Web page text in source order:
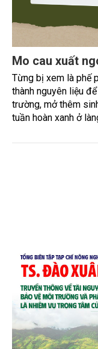
Mo cau xuất
Từng bị xem là phế
thành nguyên liệu
trường, mở thêm
tuần hoàn xanh ở
trong nước và quốc